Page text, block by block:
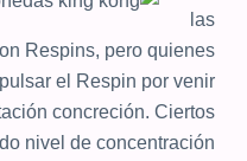
las
Respins, pero quienes
el Respin por venir
concreción. Ciertos
nivel de concentración